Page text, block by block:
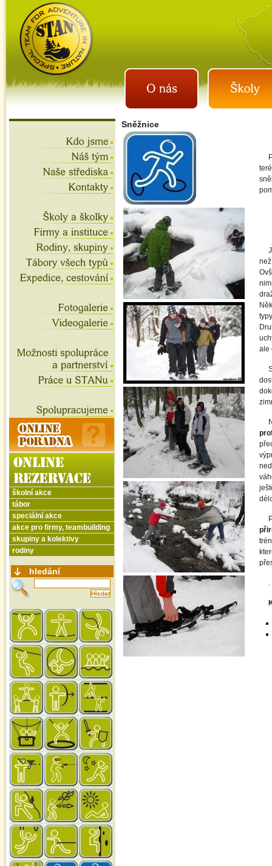
istan.cz
letní tábory 2026, školní
výlety, akce na víkend,
teambuilding
Sněžnice
.
.
ale
.
školní akce
tábor
speciální akce
akce pro firmy, teambuilding
skupiny a kolektivy
rodiny
hledání